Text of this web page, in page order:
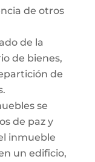
de otros
de la
de bienes,
de
se
de paz y
inmueble
un edificio,